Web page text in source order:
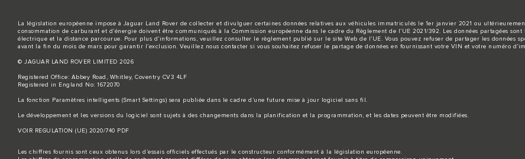
La législation européenne impose à Jaguar Land Rover de collecter et divulguer certaines données relatives aux véhicules immatriculés le 1er janvier 2021 ou
consommation de carburant et d’énergie doivent être communiqués à la Commission européenne dans le cadre du Règlement de l’UE 2021/392. Les données partagées
électrique et la distance parcourue. Pour plus d’informations, veuillez consulter le règlement publié sur le site Web de l’UE. Vous pouvez refuser de partager les données
avant la fin du mois de mars pour garantir l’exclusion. Veuillez nous contacter si vous souhaitez refuser le partage de données en fournissant votre VIN et votre numéro
© JAGUAR LAND ROVER LIMITED 2026
Registered Office: Abbey Road, Whitley, Coventry CV3 4LF
Registered in England No: 1672070
La fonction Paramètres intelligents (Smart Settings) sera publiée dans le cadre d’une future mise à jour logiciel sans fil.
Le développement et les versions du logiciel sont sujets à des changements dans la planification et la programmation, et les dates peuvent être modifiées.
VOIR REGULATION (UE) 2020/740 PDF
Les chiffres fournis sont ceux obtenus lors d’essais officiels effectués par le constructeur conformément à la législation européenne.